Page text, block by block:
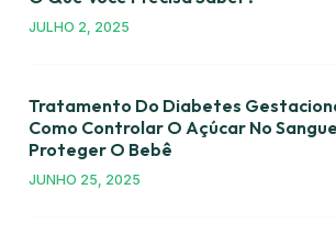
JULHO 2, 2025
Tratamento Do Diabetes
Como Controlar O Açúcar No
Proteger O Bebê
JUNHO 25, 2025